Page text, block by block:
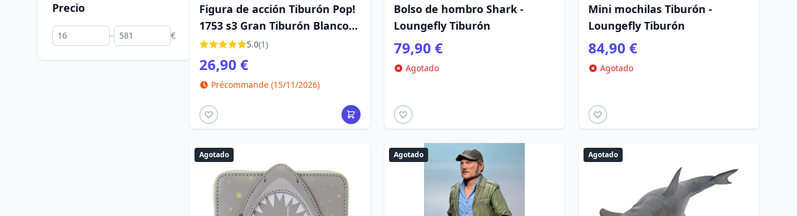
Precio
– €
Figura de acción Tiburón Pop!
1753 s3 Gran Tiburón Blanco
Retro 15 cm
5.0(1)
26,90 €
Précommande (15/11/2026)
Bolso de hombro Shark -
Loungefly Tiburón
79,90 €
Agotado
Mini mochilas Tiburón -
Loungefly Tiburón
84,90 €
Agotado
Agotado Agotado Agotado